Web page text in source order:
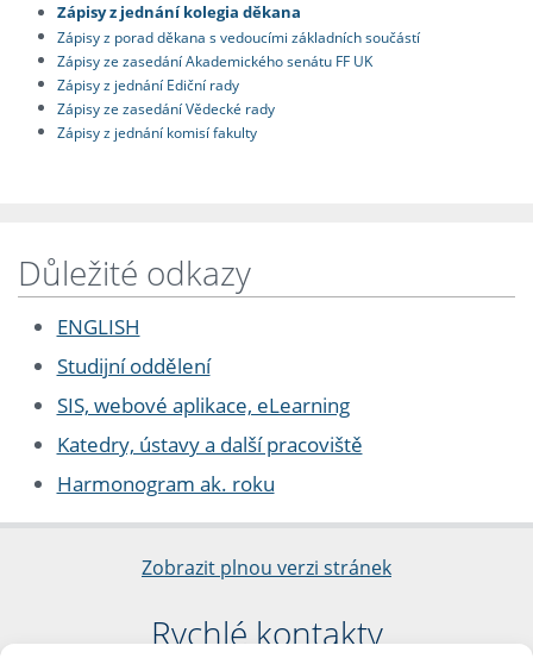
Zápisy z jednání kolegia děkana
Zápisy z porad děkana s vedoucími základních součástí
Zápisy ze zasedání Akademického senátu FF UK
Zápisy z jednání Ediční rady
Zápisy ze zasedání Vědecké rady
Zápisy z jednání komisí fakulty
Důležité odkazy
ENGLISH
Studijní oddělení
SIS, webové aplikace, eLearning
Katedry, ústavy a další pracoviště
Harmonogram ak. roku
Zobrazit plnou verzi stránek
Rychlé kontakty